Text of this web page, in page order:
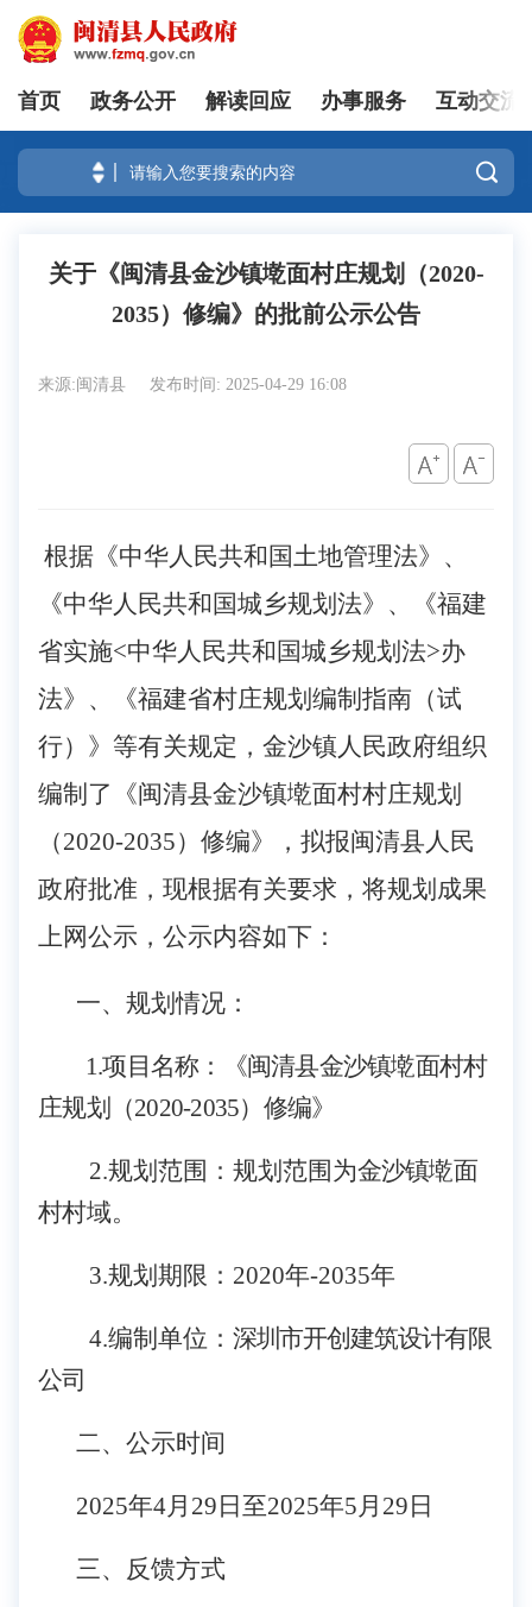
登录
首页 政务公开 解读回应 办事服务 互动交流

关于《闽清县金沙镇墘面村庄规划（2020-
2035）修编》的批前公示公告
来源:闽清县 发布时间: 2025-04-29 16:08
根据《中华人民共和国土地管理法》、
《中华人民共和国城乡规划法》、《福建
省实施<中华人民共和国城乡规划法>办
法》、《福建省村庄规划编制指南（试
行）》等有关规定，金沙镇人民政府组织
编制了《闽清县金沙镇墘面村村庄规划
（2020-2035）修编》，拟报闽清县人民
政府批准，现根据有关要求，将规划成果
上网公示，公示内容如下：
一、规划情况：
1.项目名称：《闽清县金沙镇墘面村村
庄规划（2020-2035）修编》
2.规划范围：规划范围为金沙镇墘面
村村域。
3.规划期限：2020年-2035年
4.编制单位： 深圳市开创建筑设计有限
公司
二、公示时间
2025年4月 29 日至2025年5月 29 日
三、反馈方式